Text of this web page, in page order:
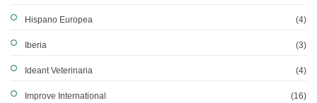
Hispano Europea (4)
Iberia (3)
Ideant Veterinaria (4)
Improve International (16)